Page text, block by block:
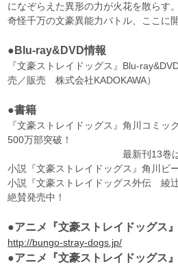
になぞらえた異形の力が火花を散らす。
奇怪千万の文豪異能力バトル、ここに
●Blu-ray&DVD情報
『文豪ストレイドッグス』Blu-
売／販売 株式会社KADOKAWA）
●書籍
『文豪ストレイドッグス』角川コミ
500万部突破！
最新刊13巻は8月4
小説『文豪ストレイドッグス』角川ビ
小説『文豪ストレイドッグス外伝 綾辻
絶賛発売中！
●アニメ『文豪ストレイドッグス
http://bungo-stray-dogs.jp/
●アニメ『文豪ストレイドッグス